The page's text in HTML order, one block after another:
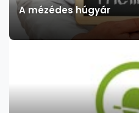
A mézédes húgyár